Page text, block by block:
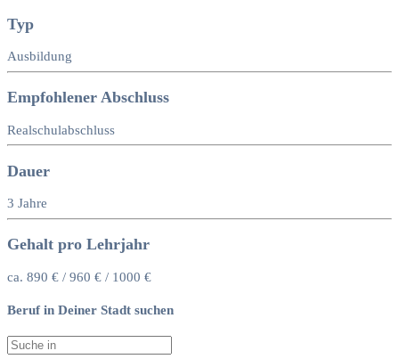
Typ
Ausbildung
Empfohlener Abschluss
Realschulabschluss
Dauer
3 Jahre
Gehalt pro Lehrjahr
ca. 890 € / 960 € / 1000 €
Beruf in Deiner Stadt suchen